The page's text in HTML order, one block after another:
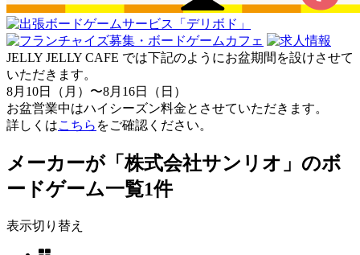
JELLY JELLY CAFE では下記のようにお盆期間を設けさせて
いただきます。
8月10日（月）〜8月16日（日）
お盆営業中はハイシーズン料金とさせていただきます。
詳しくはこちら をご確認ください。
メーカーが「株式会社サンリオ」のボ
ードゲーム一覧1件
表示切り替え